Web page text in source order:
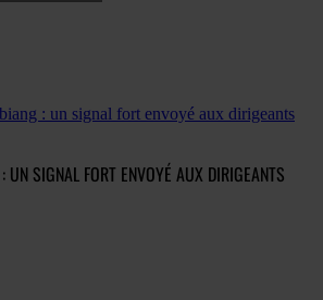
: un signal fort envoyé aux dirigeants
UN SIGNAL FORT ENVOYÉ AUX DIRIGEANTS